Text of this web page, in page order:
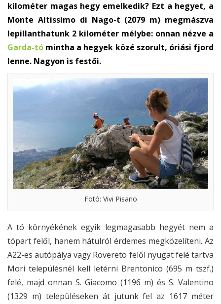
kilométer magas hegy emelkedik? Ezt a hegyet, a
Monte Altissimo di Nago-t (2079 m) megmászva
lepillanthatunk 2 kilométer mélybe: onnan nézve a
Garda-tó mintha a hegyek közé szorult, óriási fjord
lenne. Nagyon is festői.
Fotó: Vivi Pisano
A tó környékének egyik legmagasabb hegyét nem a
tópart felől, hanem hátulról érdemes megközelíteni. Az
A22-es autópálya vagy Rovereto felől nyugat felé tartva
Mori településnél kell letérni Brentonico (695 m tszf.)
felé, majd onnan S. Giacomo (1196 m) és S. Valentino
(1329 m) településeken át jutunk fel az 1617 méter